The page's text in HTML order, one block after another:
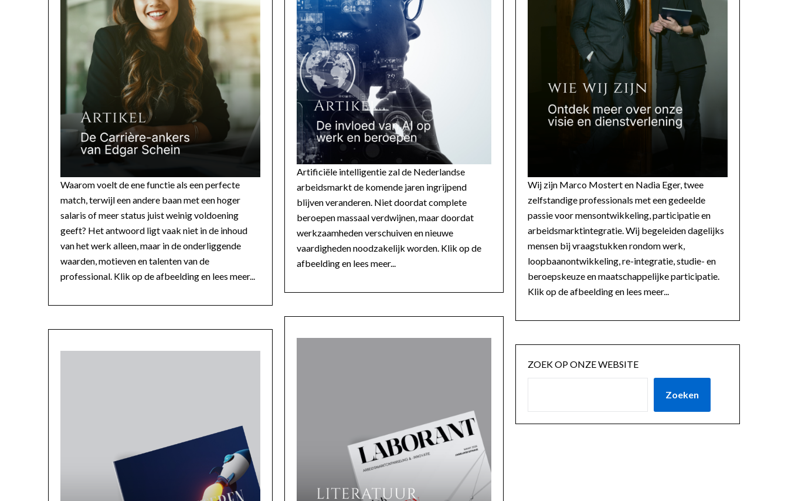
Waarom voelt de ene functie als een perfecte
match, terwijl een andere baan met een hoger
salaris of meer status juist weinig voldoening
geeft? Het antwoord ligt vaak niet in de inhoud
van het werk alleen, maar in de onderliggende
waarden, motieven en talenten van de
professional. Klik op de afbeelding en lees meer...
Artificiële intelligentie zal de Nederlandse
arbeidsmarkt de komende jaren ingrijpend
blijven veranderen. Niet doordat complete
beroepen massaal verdwijnen, maar doordat
werkzaamheden verschuiven en nieuwe
vaardigheden noodzakelijk worden. Klik op de
afbeelding en lees meer...
Wij zijn Marco Mostert en Nadia Eger, twee
zelfstandige professionals met een gedeelde
passie voor mensontwikkeling, participatie en
arbeidsmarktintegratie. Wij begeleiden dagelijks
mensen bij vraagstukken rondom werk,
loopbaanontwikkeling, re-integratie, studie- en
beroepskeuze en maatschappelijke participatie.
Klik op de afbeelding en lees meer...
ZOEK OP ONZE WEBSITE
Zoeken